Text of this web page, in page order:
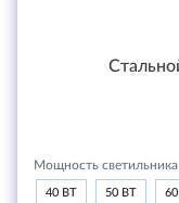
Мощность светильника
40 ВТ 50 ВТ